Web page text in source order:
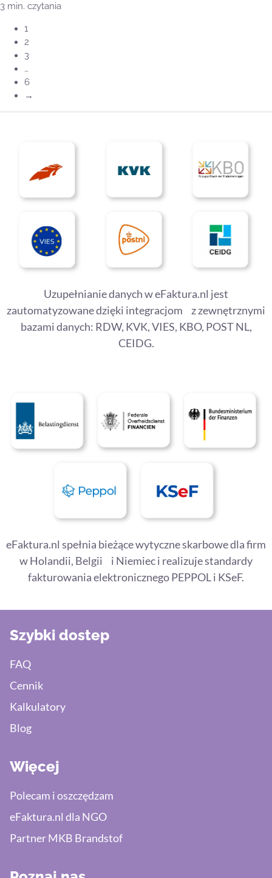
3 min. czytania
1
2
3
…
6
→
Uzupełnianie danych w eFaktura.nl jest
zautomatyzowane dzięki integracjom z zewnętrznymi
bazami danych: RDW, KVK, VIES, KBO, POST NL,
CEIDG.
eFaktura.nl spełnia bieżące wytyczne skarbowe dla firm
w Holandii, Belgii i Niemiec i realizuje standardy
fakturowania elektronicznego PEPPOL i KSeF.
Szybki dostep
FAQ
Cennik
Kalkulatory
Blog
Więcej
Polecam i oszczędzam
eFaktura.nl dla NGO
Partner MKB Brandstof